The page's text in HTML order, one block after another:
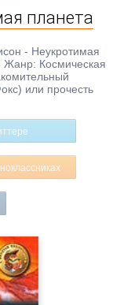
планета
- Неукротимая
Жанр: Космическая
или прочесть